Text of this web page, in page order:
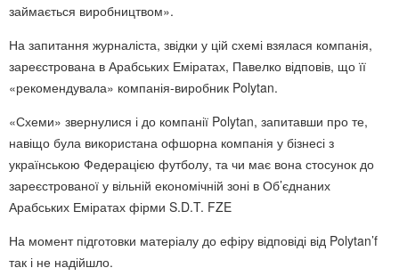
займається виробництвом».
На запитання журналіста, звідки у цій схемі взялася компанія,
зареєстрована в Арабських Еміратах, Павелко відповів, що її
«рекомендувала» компанія-виробник Polytan.
«Схеми» звернулися і до компанії Polytan, запитавши про те,
навіщо була використана офшорна компанія у бізнесі з
українською Федерацією футболу, та чи має вона стосунок до
зареєстрованої у вільній економічній зоні в Об’єднаних
Арабських Еміратах фірми S.D.T. FZE
На момент підготовки матеріалу до ефіру відповіді від Polytan’f
так і не надійшло.